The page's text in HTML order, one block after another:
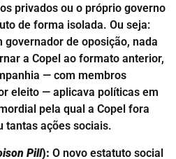
privados ou o próprio governo
de forma isolada. Ou seja:
de oposição, nada
a Copel ao formato anterior,
— com membros
eleito — aplicava políticas em
pela qual a Copel fora
tantas ações sociais.
Pill): O novo estatuto social